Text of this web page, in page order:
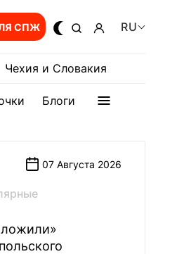
СПЖ RU
Чехия и Словакия
Блоги
07 Августа 2026